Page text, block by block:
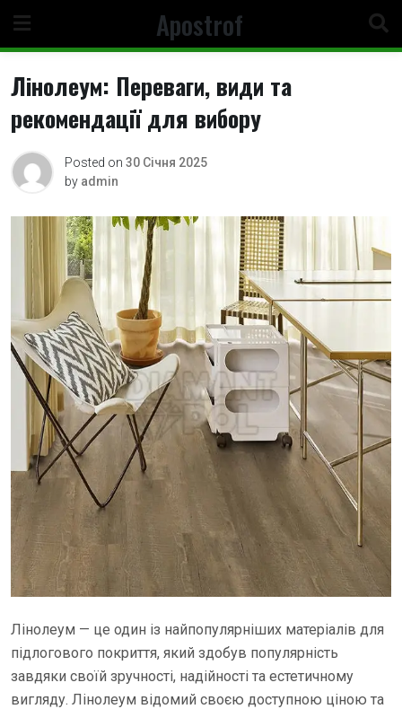
content
Apostrof
Лінолеум: Переваги, види та
рекомендації для вибору
Posted on 30 Січня 2025
by admin
Лінолеум — це один із найпопулярніших матеріалів для
підлогового покриття, який здобув популярність
завдяки своїй зручності, надійності та естетичному
вигляду. Лінолеум відомий своєю доступною ціною та